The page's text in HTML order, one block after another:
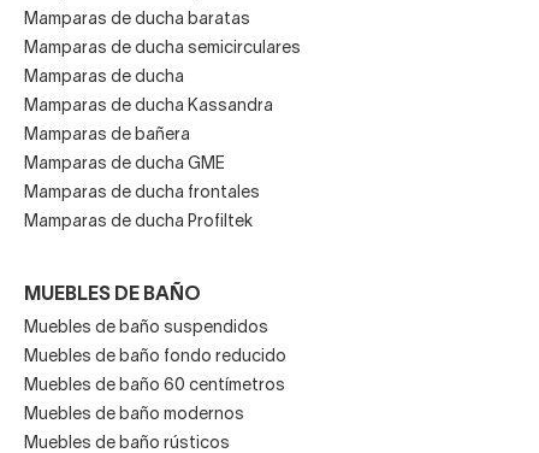
Mamparas de ducha baratas
Mamparas de ducha semicirculares
Mamparas de ducha
Mamparas de ducha Kassandra
Mamparas de bañera
Mamparas de ducha GME
Mamparas de ducha frontales
Mamparas de ducha Profiltek
MUEBLES DE BAÑO
Muebles de baño suspendidos
Muebles de baño fondo reducido
Muebles de baño 60 centímetros
Muebles de baño modernos
Muebles de baño rústicos